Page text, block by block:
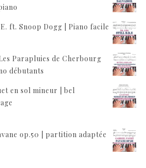
ft. Snoop Dogg | Piano facile
Parapluies de Cherbourg
débutants
en sol mineur | bel
op.50 | partition adaptée